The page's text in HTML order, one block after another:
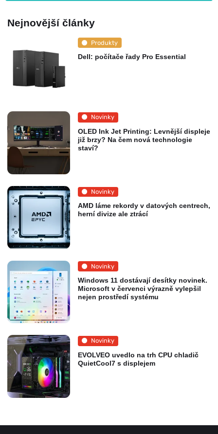
Nejnovější články
Produkty
Dell: počítače řady Pro Essential
Novinky
OLED Ink Jet Printing: Levnější displeje
již brzy? Na čem nová technologie
staví?
Novinky
AMD láme rekordy v datových centrech,
herní divize ale ztrácí
Novinky
Windows 11 dostávají desítky novinek.
Microsoft v červenci výrazně vylepšil
nejen prostředí systému
Novinky
EVOLVEO uvedlo na trh CPU chladič
QuietCool7 s displejem